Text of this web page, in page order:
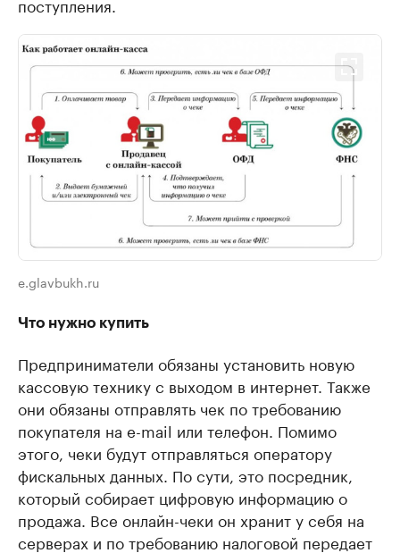
e.glavbukh.ru
Что нужно купить
Предприниматели обязаны установить новую
кассовую технику с выходом в интернет. Также
они обязаны отправлять чек по требованию
покупателя на e-mail или телефон. Помимо
этого, чеки будут отправляться оператору
фискальных данных. По сути, это посредник,
который собирает цифровую информацию о
продажа. Все онлайн-чеки он хранит у себя на
серверах и по требованию налоговой передает